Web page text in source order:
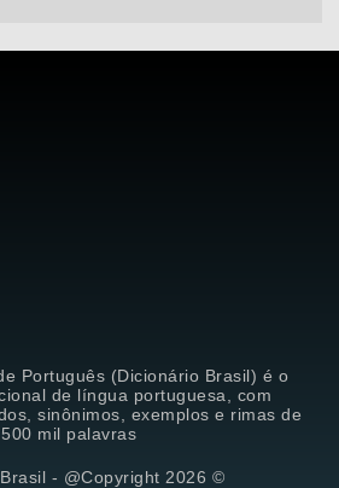
Português (Dicionário Brasil) é o
de língua portuguesa, com
sinônimos, exemplos e rimas de
500 mil palavras
- @Copyright 2026 ©